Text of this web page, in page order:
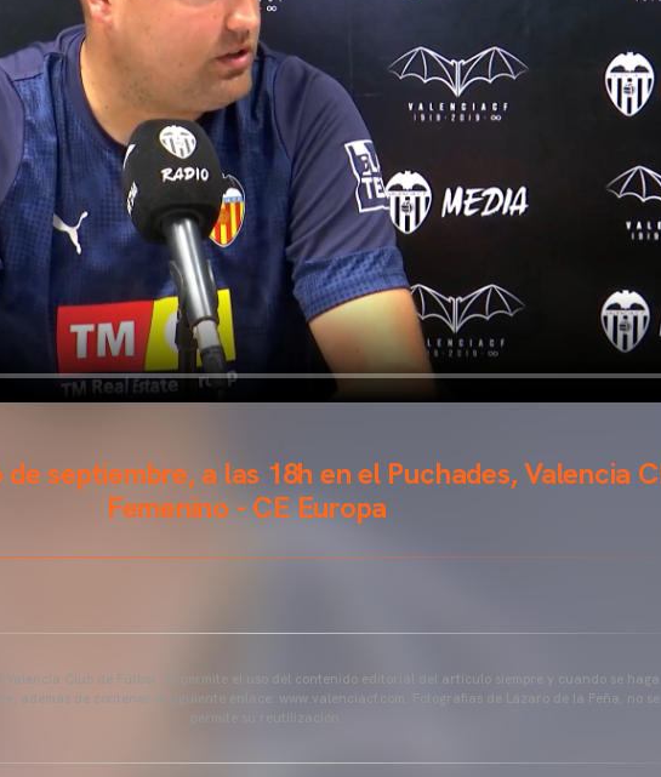
de septiembre, a las 18h en el Puchades, Valencia
Femenino - CE Europa
Valencia Club de Fútbol. Se permite el uso del contenido editorial del artículo siempre y cuando se haga
además de contener el siguiente enlace: www.valenciacf.com. Fotografías de Lázaro de la Peña, no se